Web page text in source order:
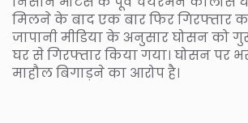
मिलने के बाद एक बार फिर गिरफ्तार
जापानी मीडिया के अनुसार घोसन को
घर से गिरफ्तार किया गया। घोसन पर
माहौल बिगाड़ने का आरोप है।